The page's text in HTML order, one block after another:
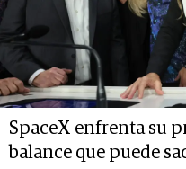
SpaceX enfrenta su
balance que puede